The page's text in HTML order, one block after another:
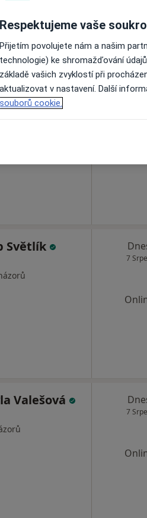
Heldovo náměstí 594, Třebechovice pod Orebem • Mapa
Andělová
Světlík
7
Valešová
7
Respektujeme vaše
Přijetím povolujete nám a našim
technologie) ke shromažďování
základě vašich zvyklostí při
aktualizovat v nastavení. Další
souborů cookie.